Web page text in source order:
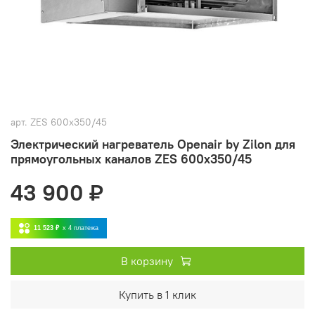
арт. ZES 600x350/45
Электрический нагреватель Openair by Zilon для
прямоугольных каналов ZES 600x350/45
43 900 ₽
11 523 ₽ x 4 платежа
В корзину
Купить в 1 клик